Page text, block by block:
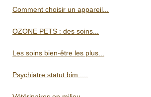
Comment choisir un appareil...
OZONE PETS : des soins...
Les soins bien-être les plus...
Psychiatre statut bim :...